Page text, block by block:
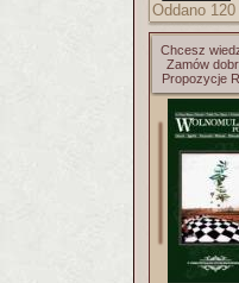
Oddano 120
Chcesz
Zamów
Propozycje